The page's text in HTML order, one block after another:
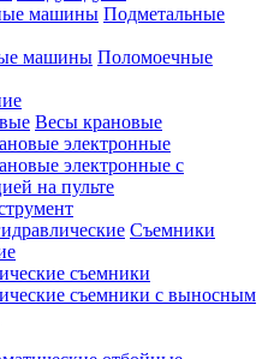
Подметальные
Поломоечные
Весы крановые
электронные
электронные с
на пульте
Съемники
съемники
cъемники с выносным